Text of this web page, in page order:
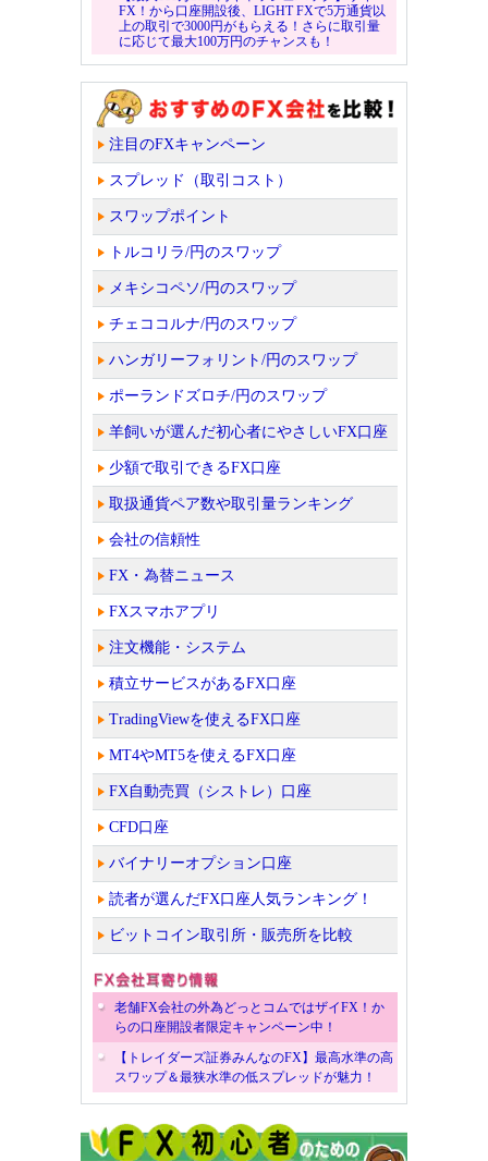
FX！から口座開設後、LIGHT FXで5万通貨以
上の取引で3000円がもらえる！さらに取引量
に応じて最大100万円のチャンスも！
注目のFXキャンペーン
スプレッド（取引コスト）
スワップポイント
トルコリラ/円のスワップ
メキシコペソ/円のスワップ
チェココルナ/円のスワップ
ハンガリーフォリント/円のスワップ
ポーランドズロチ/円のスワップ
羊飼いが選んだ初心者にやさしいFX口座
少額で取引できるFX口座
取扱通貨ペア数や取引量ランキング
会社の信頼性
FX・為替ニュース
FXスマホアプリ
注文機能・システム
積立サービスがあるFX口座
TradingViewを使えるFX口座
MT4やMT5を使えるFX口座
FX自動売買（シストレ）口座
CFD口座
バイナリーオプション口座
読者が選んだFX口座人気ランキング！
ビットコイン取引所・販売所を比較
老舗FX会社の外為どっとコムではザイFX！か
らの口座開設者限定キャンペーン中！
【トレイダーズ証券みんなのFX】最高水準の高
スワップ＆最狭水準の低スプレッドが魅力！